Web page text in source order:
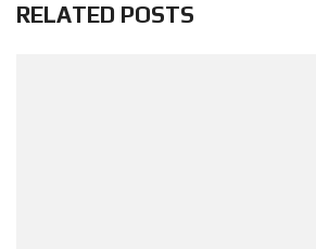
RELATED POSTS